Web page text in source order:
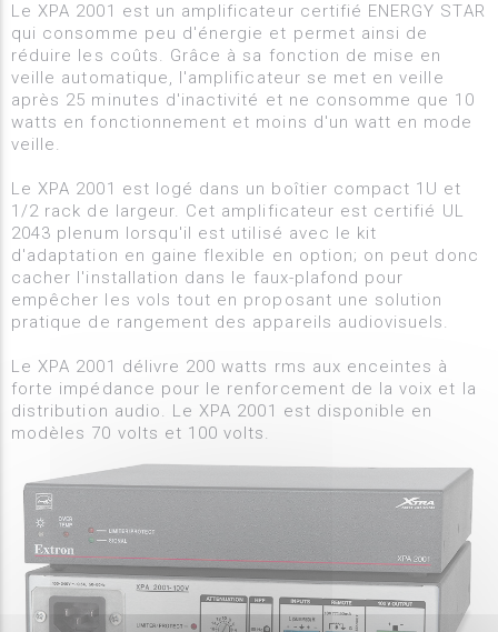
Le XPA 2001 est un amplificateur certifié ENERGY STAR
qui consomme peu d'énergie et permet ainsi de
réduire les coûts. Grâce à sa fonction de mise en
veille automatique, l'amplificateur se met en veille
après 25 minutes d'inactivité et ne consomme que 10
watts en fonctionnement et moins d'un watt en mode
veille.
Le XPA 2001 est logé dans un boîtier compact 1U et
1/2 rack de largeur. Cet amplificateur est certifié UL
2043 plenum lorsqu'il est utilisé avec le kit
d'adaptation en gaine flexible en option; on peut donc
cacher l'installation dans le faux-plafond pour
empêcher les vols tout en proposant une solution
pratique de rangement des appareils audiovisuels.
Le XPA 2001 délivre 200 watts rms aux enceintes à
forte impédance pour le renforcement de la voix et la
distribution audio. Le XPA 2001 est disponible en
modèles 70 volts et 100 volts.